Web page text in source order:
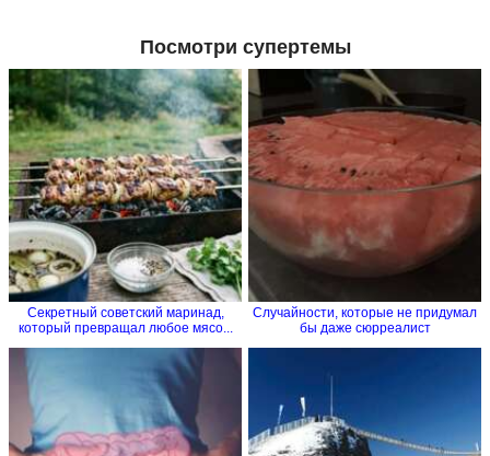
Посмотри супертемы
Секретный советский маринад,
который превращал любое мясо...
Случайности, которые не придумал
бы даже сюрреалист